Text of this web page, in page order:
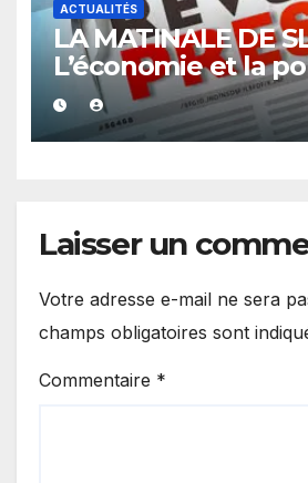
ACTUALITÉS
LA MATINALE DE
L’économie et la
vedette
Laisser un
Votre adresse e-mail ne sera
champs obligatoires sont
Commentaire *